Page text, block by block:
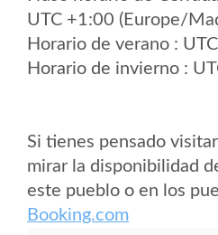
UTC +1:00 (Europe/
Horario de verano :
Horario de invierno :
Si tienes pensado
mirar la disponibilidad
este pueblo o en los
Booking.com